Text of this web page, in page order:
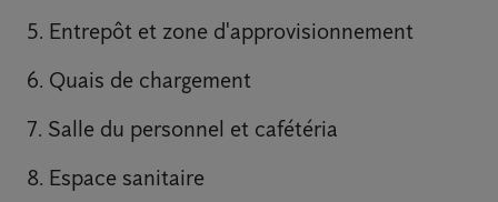
5. Entrepôt et zone d'approvisionnement
6. Quais de chargement
7. Salle du personnel et cafétéria
8. Espace sanitaire